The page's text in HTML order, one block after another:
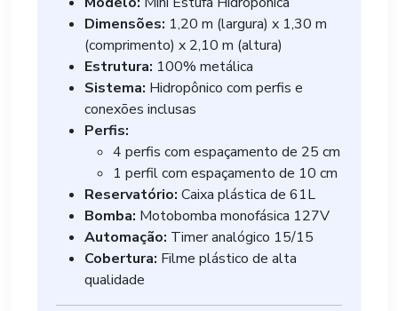
Dimensões: 1,20 m (largura) x 1,30 m
(comprimento) x 2,10 m (altura)
Estrutura: 100% metálica
Sistema: Hidropônico com perfis e
conexões inclusas
Perfis:
4 perfis com espaçamento de 25 cm
1 perfil com espaçamento de 10 cm
Reservatório: Caixa plástica de 61L
Bomba: Motobomba monofásica 127V
Automação: Timer analógico 15/15
Cobertura: Filme plástico de alta
qualidade